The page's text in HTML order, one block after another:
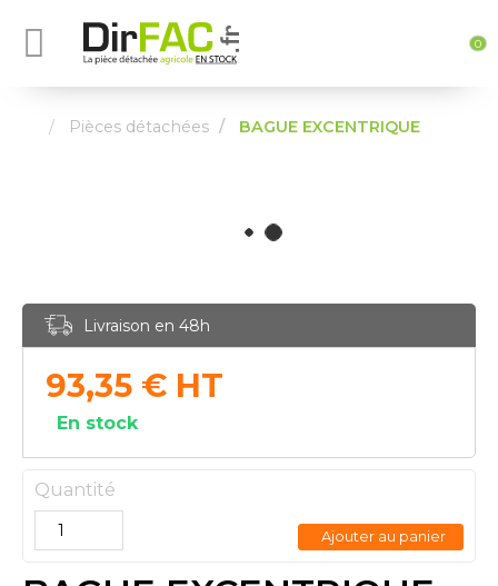
0
Pièces détachées BAGUE EXCENTRIQUE
Livraison en 48h
93,35 € HT
En stock
Quantité
Ajouter au panier